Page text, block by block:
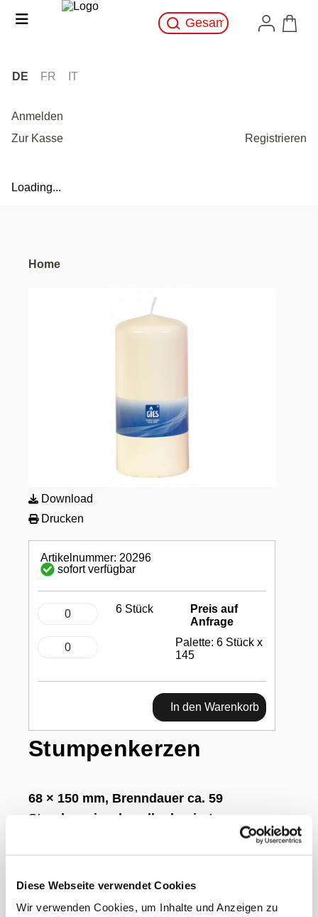
Diese Webseite verwendet Cookies
Wir verwenden Cookies, um Inhalte und Anzeigen zu
DE FR IT
Anmelden
Zur Kasse
Registrieren
Loading...
Home
Download
Drucken
Stumpenkerzen
68 × 150 mm, Brenndauer ca. 59
Stunden, einzeln cellophaniert,
Artikelnummer: 20296
sofort verfügbar
6 Stück
Preis auf
Anfrage
Palette: 6 Stück x
145
In den Warenkorb